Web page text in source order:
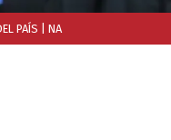
PAÍS | NA